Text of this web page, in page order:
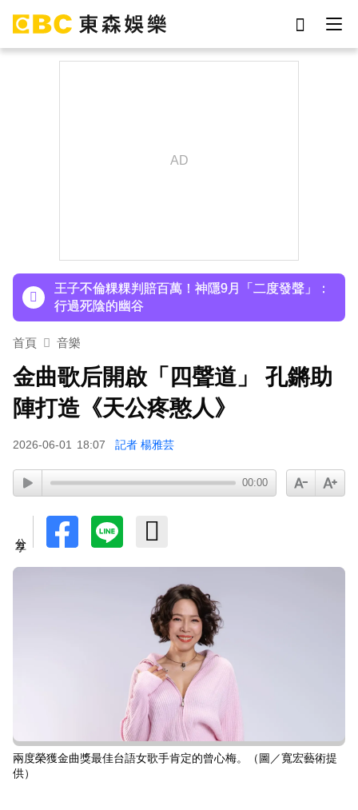
下載東森App，隨時掌握天下大小事！
行過死陰的幽谷
下載東森App，隨時掌握天下大小事！
小24歲女友背景遭起底！姜厚任12點聲明「駁小
首頁 音樂
金曲歌后開啟「四聲道」 孔鏘助
陣打造《天公疼憨人》
2026-06-01 18:07 記者 楊雅芸
00:00
兩度榮獲金曲獎最佳台語女歌手肯定的曾心梅。（圖／寬宏藝術提
供）